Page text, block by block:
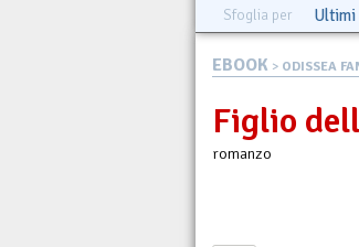
Sfoglia per
EBOOK > ODISSEA
Figlio
romanzo